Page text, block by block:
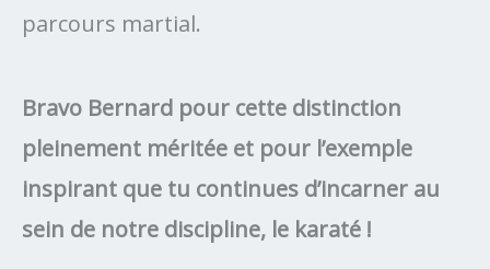
parcours martial.
Bravo Bernard pour cette distinction
pleinement méritée et pour l’exemple
inspirant que tu continues d’incarner au
sein de notre discipline, le karaté !